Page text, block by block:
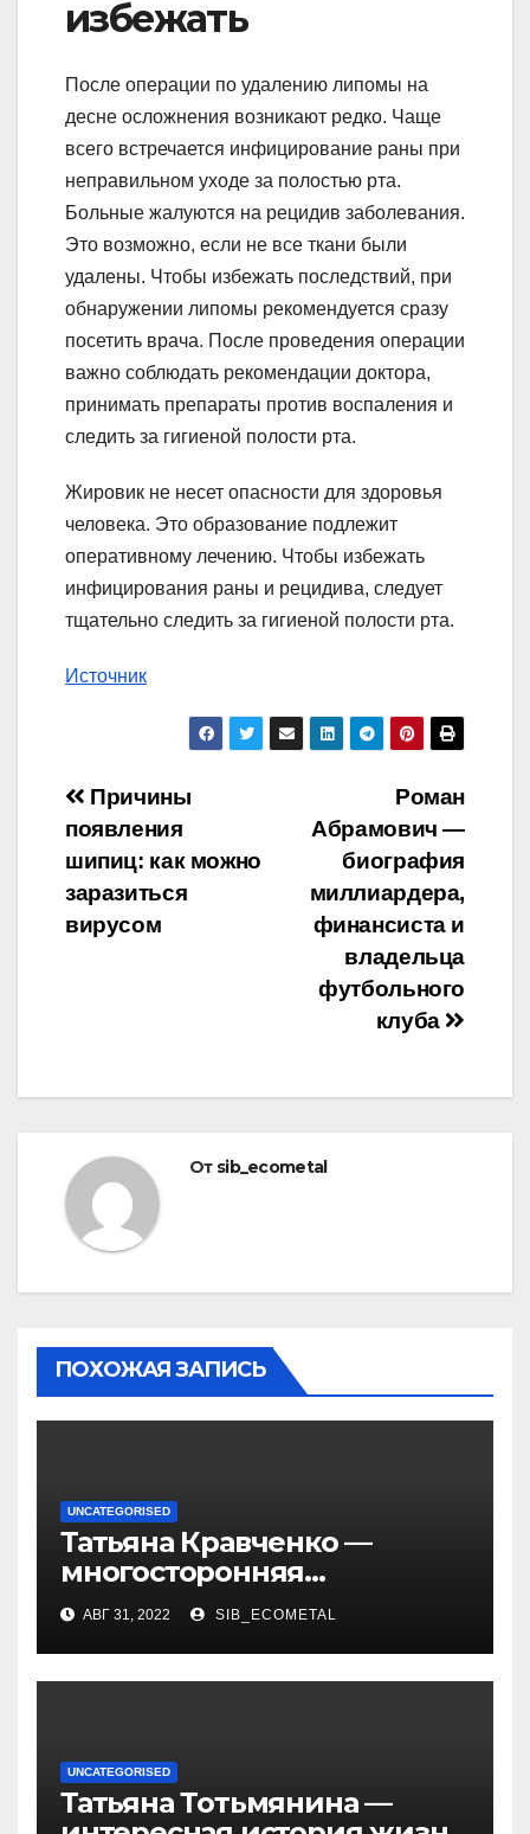
избежать
После операции по удалению липомы на
десне осложнения возникают редко. Чаще
всего встречается инфицирование раны при
неправильном уходе за полостью рта.
Больные жалуются на рецидив заболевания.
Это возможно, если не все ткани были
удалены. Чтобы избежать последствий, при
обнаружении липомы рекомендуется сразу
посетить врача. После проведения операции
важно соблюдать рекомендации доктора,
принимать препараты против воспаления и
следить за гигиеной полости рта.
Жировик не несет опасности для здоровья
человека. Это образование подлежит
оперативному лечению. Чтобы избежать
инфицирования раны и рецидива, следует
тщательно следить за гигиеной полости рта.
Источник
Навигация
по
записям
Роман
Абрамович —
биография
миллиардера,
финансиста и
владельца
футбольного
клуба
Причины
появления
шипиц: как можно
заразиться
вирусом
От sib_ecometal
ПОХОЖАЯ ЗАПИСЬ
UNCATEGORISED
Татьяна Кравченко —
многосторонняя
талантливая российская
актриса с богатой
биографией и успешной
карьерой
АВГ 31, 2022 SIB_ECOMETAL
UNCATEGORISED
Татьяна Тотьмянина —